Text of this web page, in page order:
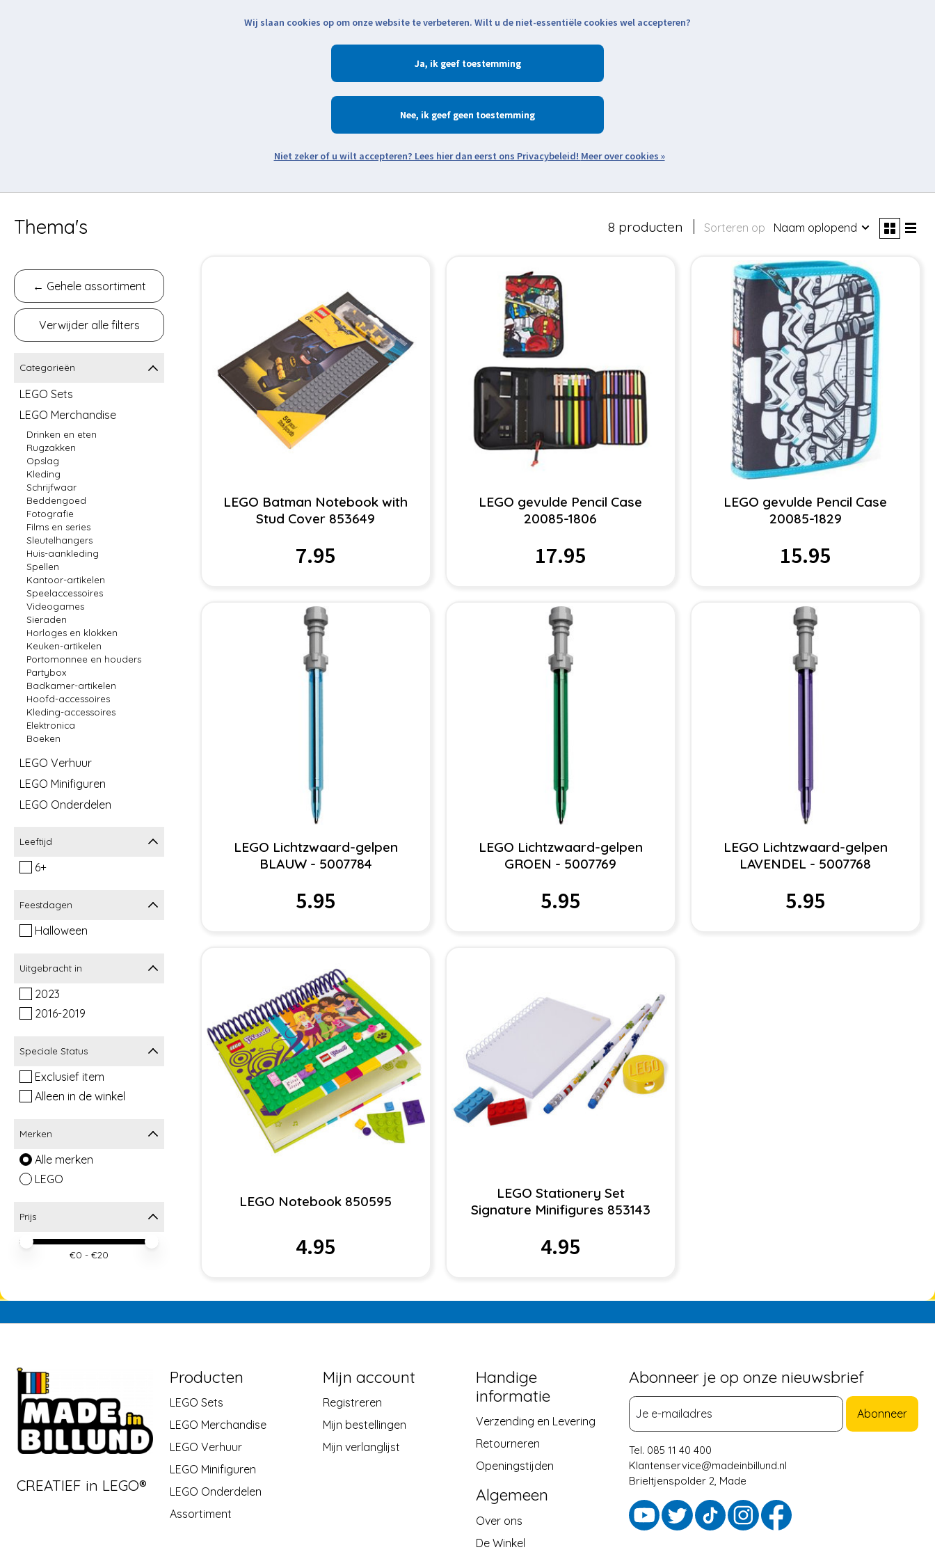
Zoeken
Thema's
← Gehele assortiment
Verwijder alle filters
Categorieën
LEGO Sets
LEGO Merchandise
Drinken en eten
Rugzakken
Opslag
Kleding
Schrijfwaar
Beddengoed
Fotografie
Films en series
Sleutelhangers
Huis-aankleding
Spellen
Kantoor-artikelen
Speelaccessoires
Videogames
Sieraden
Horloges en klokken
Keuken-artikelen
Portomonnee en houders
Partybox
Badkamer-artikelen
Hoofd-accessoires
Kleding-accessoires
Elektronica
Boeken
LEGO Verhuur
LEGO Minifiguren
LEGO Onderdelen
Leeftijd
6+
Feestdagen
Halloween
Uitgebracht in
2023
2016-2019
Speciale Status
Exclusief item
Alleen in de winkel
Merken
Alle merken
LEGO
Prijs
Minimale prijswaarde
Price maximum value
€0 - €20
8 producten Sorteren op Naam oplopend
LEGO Batman Notebook with
Stud Cover 853649
7.95
LEGO gevulde Pencil Case
20085-1806
17.95
LEGO gevulde Pencil Case
20085-1829
15.95
LEGO Lichtzwaard-gelpen
BLAUW - 5007784
5.95
LEGO Lichtzwaard-gelpen
GROEN - 5007769
5.95
LEGO Lichtzwaard-gelpen
LAVENDEL - 5007768
5.95
LEGO Notebook 850595
4.95
LEGO Stationery Set
Signature Minifigures 853143
4.95
CREATIEF in LEGO®
Producten
LEGO Sets
LEGO Merchandise
LEGO Verhuur
LEGO Minifiguren
LEGO Onderdelen
Assortiment
Mijn account
Registreren
Mijn bestellingen
Mijn verlanglijst
Handige
informatie
Verzending en Levering
Retourneren
Openingstijden
Algemeen
Over ons
De Winkel
Abonneer je op onze nieuwsbrief
Abonneer
Tel. 085 11 40 400
Klantenservice@madeinbillund.nl
Brieltjenspolder 2, Made
Wij slaan cookies op om onze website te verbeteren. Wilt u de niet-essentiële cookies wel accepteren?
Ja
Nee
Meer over cookies »